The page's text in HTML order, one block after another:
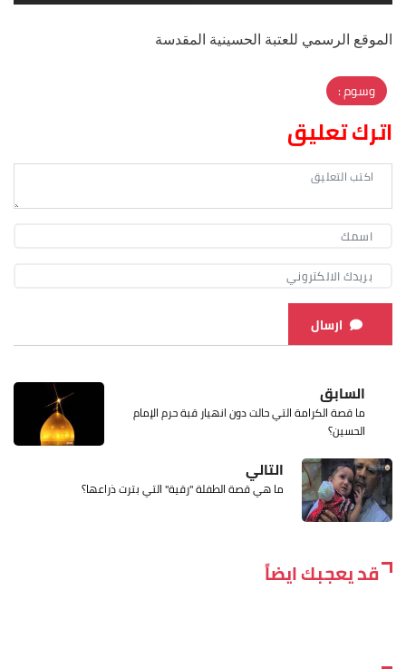
الموقع الرسمي للعتبة الحسينية المقدسة
وسوم :
اترك تعليق
ارسال
السابق
ما قصة الكرامة التي حالت دون انهيار قبة حرم الإمام
الحسين؟
التالي
ما هي قصة الطفلة "رقية" التي بترت ذراعها؟
قد يعجبك ايضاً